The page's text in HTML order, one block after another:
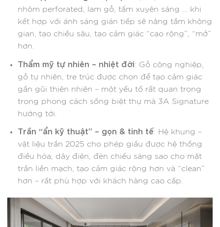
nhôm perforated, lam gỗ, tấm xuyên sáng … khi
kết hợp với ánh sáng gián tiếp sẽ nâng tầm không
gian, tạo chiều sâu, tạo cảm giác “cao rộng”, “mở”
hơn.
Thẩm mỹ tự nhiên – nhiệt đới: Gỗ công nghiệp,
gỗ tự nhiên, tre trúc được chọn để tạo cảm giác
gần gũi thiên nhiên – một yếu tố rất quan trọng
trong phong cách sống biệt thự mà 3A Signature
hướng tới.
Trần “ẩn kỹ thuật” – gọn & tinh tế: Hệ khung –
vật liệu trần 2025 cho phép giấu được hệ thống
điều hòa, dây điện, đèn chiếu sáng sao cho mặt
trần liền mạch, tạo cảm giác rộng hơn và “clean”
hơn – rất phù hợp với khách hàng cao cấp.